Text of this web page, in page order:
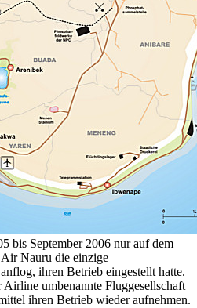
bis September 2006 nur auf dem
Air Nauru die einzige
ihren Betrieb eingestellt hatte.
umbenannte Fluggesellschaft
ihren Betrieb wieder aufnehmen.